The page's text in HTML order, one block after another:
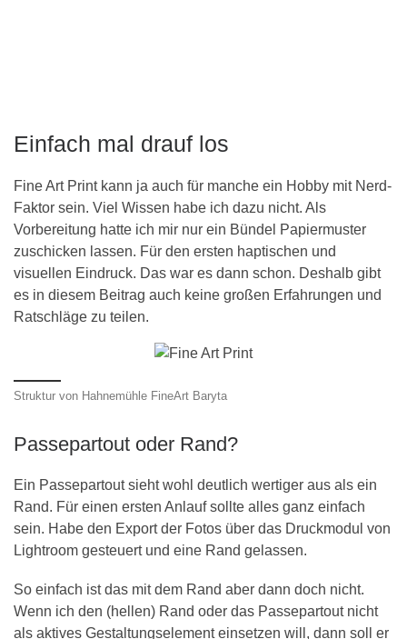
Einfach mal drauf los
Fine Art Print kann ja auch für manche ein Hobby mit Nerd-
Faktor sein. Viel Wissen habe ich dazu nicht. Als
Vorbereitung hatte ich mir nur ein Bündel Papiermuster
zuschicken lassen. Für den ersten haptischen und
visuellen Eindruck. Das war es dann schon. Deshalb gibt
es in diesem Beitrag auch keine großen Erfahrungen und
Ratschläge zu teilen.
Struktur von Hahnemühle FineArt Baryta
Passepartout oder Rand?
Ein Passepartout sieht wohl deutlich wertiger aus als ein
Rand. Für einen ersten Anlauf sollte alles ganz einfach
sein. Habe den Export der Fotos über das Druckmodul von
Lightroom gesteuert und eine Rand gelassen.
So einfach ist das mit dem Rand aber dann doch nicht.
Wenn ich den (hellen) Rand oder das Passepartout nicht
als aktives Gestaltungselement einsetzen will, dann soll er